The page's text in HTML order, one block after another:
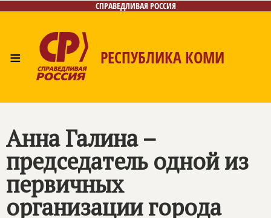
СПРАВЕДЛИВАЯ РОССИЯ
≡ РЕСПУБЛИКА КОМИ
Анна Галина –
председатель одной из
первичных
организации города